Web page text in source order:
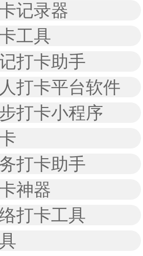
记录器
工具
打卡助手
打卡平台软件
打卡小程序
打卡助手
神器
打卡工具